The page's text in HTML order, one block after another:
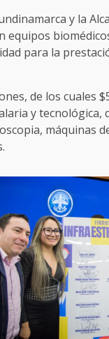
y la
equipos
para la
de los cuales
y tecnológica,
máquinas